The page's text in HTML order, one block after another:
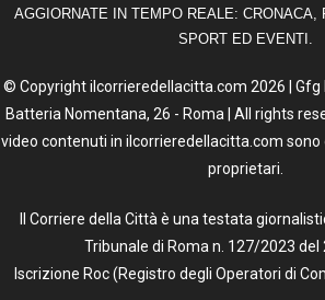
AGGIORNATE IN TEMPO REALE: CRONACA,
SPORT ED EVENTI.
© Copyright ilcorrieredellacitta.com 2026 | Gfg
Batteria Nomentana, 26 - Roma | All rights
video contenuti in ilcorrieredellacitta.com
proprietari.
Il Corriere della Città è una testata
Tribunale di Roma n. 127/2023
Iscrizione Roc (Registro degli Operatori di